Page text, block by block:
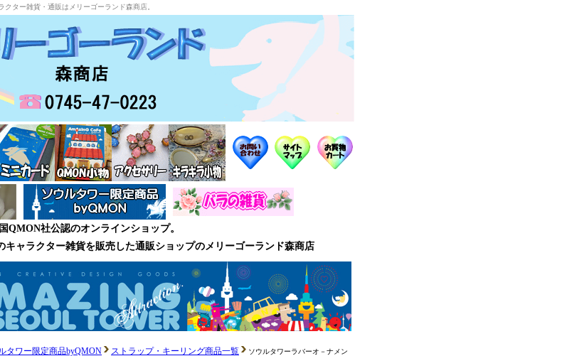
ター雑貨・通販はメリーゴーランド森商店。
QMON社公認のオンラインショップ。
キャラクター雑貨を販売した通販ショップのメリーゴーランド森商店
タワー限定商品byQMON ストラップ・キーリング商品一覧
ソウルタワーラバーオ－ナメン